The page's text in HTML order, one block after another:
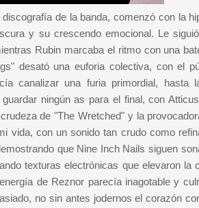
de la banda, comenzó con la
y su crescendo emocional. Le
Rubin marcaba el ritmo con una
desató una euforia colectiva, con el
canalizar una furia primordial,
ningún as para el final, con
de "The Wretched" y la
vida, con un sonido tan crudo como
que Nine Inch Nails siguen
texturas electrónicas que elevaron la
de Reznor parecía inagotable y
no sin antes jodernos el corazón